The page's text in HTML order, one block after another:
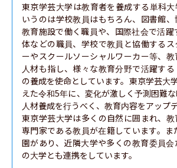
東京学芸大学は教育者を養成する単科
いうのは学校教員はもちろん、図書館
教育施設で働く職員や、国際社会で活躍
体などの職員、学校で教員と協働する
ーやスクールソーシャルワーカー等、
人材も指し、様々な教育分野で活躍する
の養成を使命としています。東京学芸大
えた令和5年に、変化が激しく予測困難
人材養成を行うべく、教育内容をアップ
東京学芸大学は多くの自然に囲まれ、
専門家である教員が在籍しています。
園があり、近隣大学や多くの教育委員
の大学とも連携をしています。